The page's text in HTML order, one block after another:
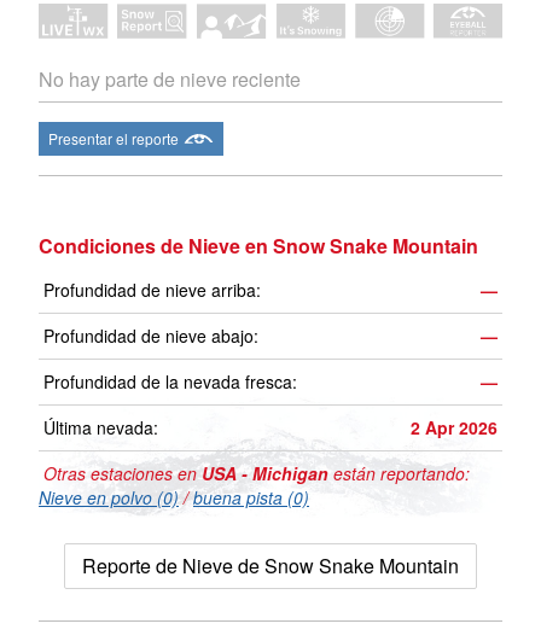
No hay parte de nieve reciente
Presentar el reporte
Condiciones de Nieve en Snow Snake Mountain
Profundidad de nieve arriba:
—
Profundidad de nieve abajo:
—
Profundidad de la nevada fresca:
—
Última nevada:
2 Apr 2026
Otras estaciones enUSA - Michigan están reportando:
Nieve en polvo (0)/buena pista (0)
Reporte de Nieve de Snow Snake Mountain